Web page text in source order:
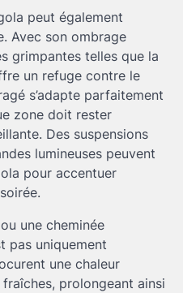
peut également
Avec son ombrage
grimpantes telles que la
un refuge contre le
s’adapte parfaitement
zone doit rester
Des suspensions
lumineuses peuvent
pour accentuer
une cheminée
pas uniquement
une chaleur
prolongeant ainsi